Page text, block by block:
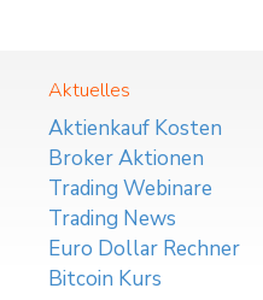
Aktuelles
Aktienkauf Kosten
Broker Aktionen
Trading Webinare
Trading News
Euro Dollar Rechner
Bitcoin Kurs